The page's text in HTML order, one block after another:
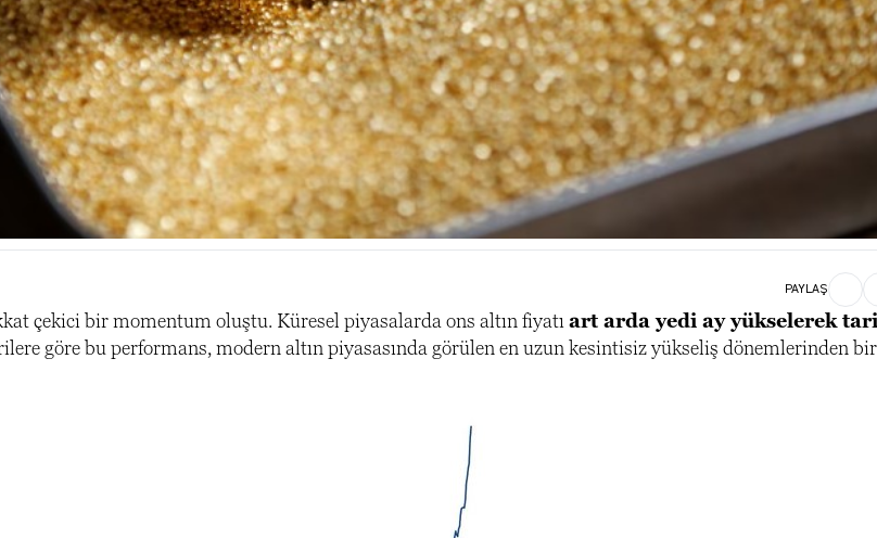
PAYLAŞ
çekici bir momentum oluştu. Küresel piyasalarda ons altın fiyatıart arda yedi ay yükselerek
göre bu performans, modern altın piyasasında görülen en uzun kesintisiz yükseliş dönemlerinden